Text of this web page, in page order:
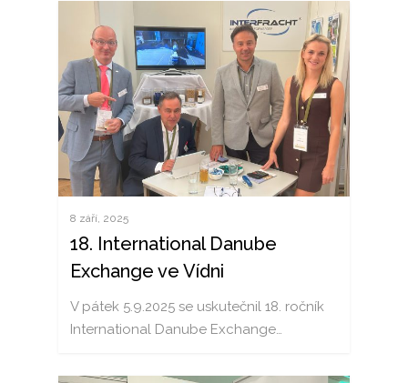
8 září, 2025
18. International Danube
Exchange ve Vídni
V pátek 5.9.2025 se uskutečnil 18. ročník
International Danube Exchange…